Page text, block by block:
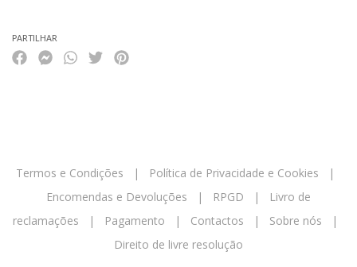
PARTILHAR
Termos e Condições | Política de Privacidade e Cookies |
Encomendas e Devoluções | RPGD |
Livro de
reclamações | Pagamento | Contactos | Sobre nós |
Direito de livre resolução